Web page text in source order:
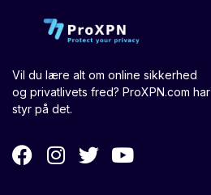
Vil du lære alt om online sikkerhed
og privatlivets fred? ProXPN.com har
styr på det.